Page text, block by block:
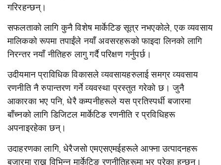
गरिरहन्छन्।
सफलताको लागि कुनै विशेष मार्केटिङ सूत्र नभएकोले, एक व्यवसाय
मालिकको रूपमा तपाईंले नयाँ अवसरहरूको फाइदा लिनको लागि
निरन्तर नयाँ नीतिहरु लागु गर्दै परिक्षण गर्नुपर्छ।
उदीयमान प्राविधिक विकासले व्यवसायहरुलाई समग्र व्यवसाय
रणनीति नै रुपान्तरण गर्ने व्यवस्था प्रस्तुत गरेको छ। जुनै
आकारका भए पनि, धेरै कम्पनीहरूले यस प्रतिस्पर्धी बजारमा
बाँच्नको लागि डिजिटल मार्केटिङ रणनीति र प्रविधिहरू
अपनाइरहेका छन्।
उदाहरणका लागि, धेरैजसो एमएसएमईहरूले आफ्ना उत्पादनहरू
बजारमा राख्न विभिन्न मार्केटिङ रणनीतिहरूमा भर परेका हुन्छन्।